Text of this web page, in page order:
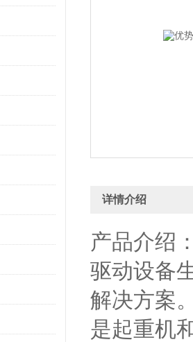
详情介绍
产品介绍
驱动设备
解决方案
是起重机